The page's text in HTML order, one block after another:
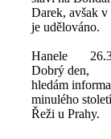
Darek, avšak
je udělováno.
Hanele
Dobrý den,
hledám
minulého
Řeži u Prahy.